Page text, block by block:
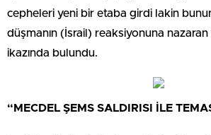
cepheleri yeni bir etaba girdi lakin
düşmanın (İsrail) reaksiyonuna
ikazında bulundu.
“MECDEL ŞEMS SALDIRISI İLE